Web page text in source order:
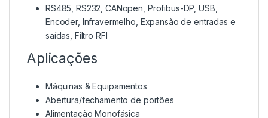
RS485, RS232, CANopen, Profibus-DP, USB,
Encoder, Infravermelho, Expansão de entradas e
saídas, Filtro RFI
Aplicações
Máquinas & Equipamentos
Abertura/fechamento de portões
Alimentação Monofásica